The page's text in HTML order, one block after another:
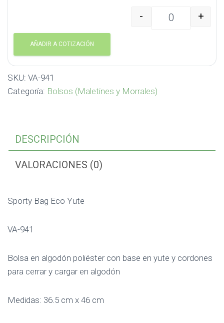
Sporty Bag Eco Yute
- +
AÑADIR A COTIZACIÓN
SKU: VA-941
Categoría: Bolsos (Maletines y Morrales)
DESCRIPCIÓN
VALORACIONES (0)
Sporty Bag Eco Yute
VA-941
Bolsa en algodón poliéster con base en yute y cordones
para cerrar y cargar en algodón
Medidas: 36.5 cm x 46 cm